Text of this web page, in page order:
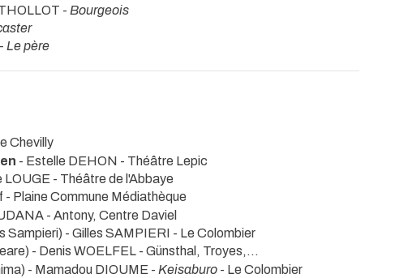
- Bourgeois
Le père
Chevilly
- Estelle DEHON - Théâtre Lepic
LOUGE - Théâtre de l'Abbaye
- Plaine Commune Médiathèque
- Antony, Centre Daviel
Sampieri) - Gilles SAMPIERI - Le Colombier
- Denis WOELFEL - Günsthal, Troyes,...
- Mamadou DIOUME - Keisaburo - Le Colombier